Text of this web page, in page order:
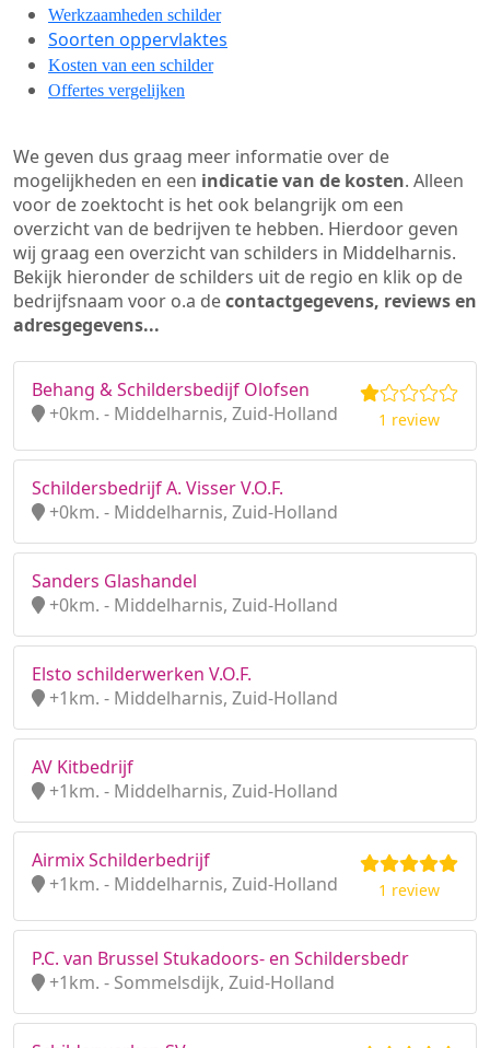
Werkzaamheden schilder
Soorten oppervlaktes
Kosten van een schilder
Offertes vergelijken
We geven dus graag meer informatie over de
mogelijkheden en een indicatie van de kosten. Alleen
voor de zoektocht is het ook belangrijk om een
overzicht van de bedrijven te hebben. Hierdoor geven
wij graag een overzicht van schilders in Middelharnis.
Bekijk hieronder de schilders uit de regio en klik op de
bedrijfsnaam voor o.a decontactgegevens, reviews en
adresgegevens...
Behang & Schildersbedijf Olofsen
+0km. - Middelharnis, Zuid-Holland
1 review
Schildersbedrijf A. Visser V.O.F.
+0km. - Middelharnis, Zuid-Holland
Sanders Glashandel
+0km. - Middelharnis, Zuid-Holland
Elsto schilderwerken V.O.F.
+1km. - Middelharnis, Zuid-Holland
AV Kitbedrijf
+1km. - Middelharnis, Zuid-Holland
Airmix Schilderbedrijf
+1km. - Middelharnis, Zuid-Holland
1 review
P.C. van Brussel Stukadoors- en Schildersbedr
+1km. - Sommelsdijk, Zuid-Holland